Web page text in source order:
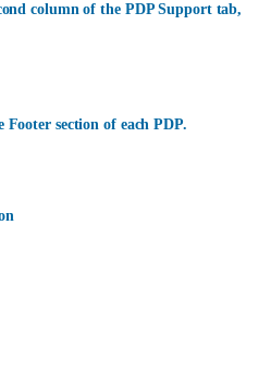
column of the PDP Support tab,
section of each PDP.